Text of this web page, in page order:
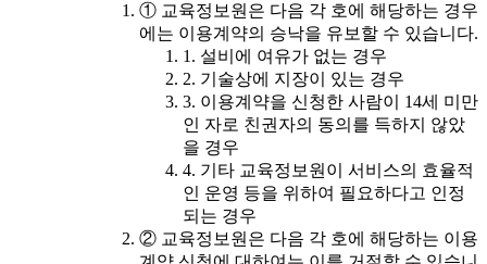
① 교육정보원은 다음 각 호에 해당하는 경우
에는 이용계약의 승낙을 유보할 수 있습니다.
1. 설비에 여유가 없는 경우
2. 기술상에 지장이 있는 경우
3. 이용계약을 신청한 사람이 14세 미만
인 자로 친권자의 동의를 득하지 않았
을 경우
4. 기타 교육정보원이 서비스의 효율적
인 운영 등을 위하여 필요하다고 인정
되는 경우
② 교육정보원은 다음 각 호에 해당하는 이용